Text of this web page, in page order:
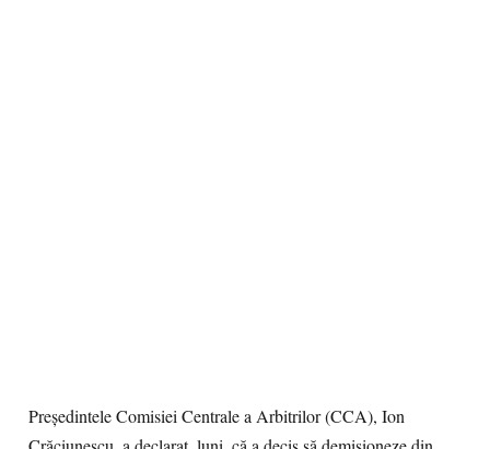
Preşedintele Comisiei Centrale a Arbitrilor (CCA), Ion